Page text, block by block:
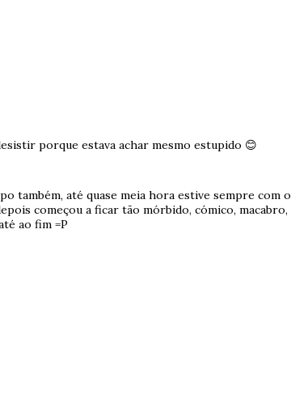
porque estava achar mesmo estupido 😊
também, até quase meia hora estive sempre com o
começou a ficar tão mórbido, cómico, macabro,
ao fim =P